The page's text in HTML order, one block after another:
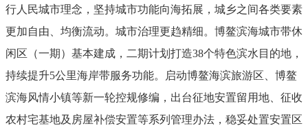
行人民城市理念，坚持城市功能向海拓展，城乡之间各类要素
更加自由、均衡流动。 城市治理更趋精细。 博鳌滨海城市带休
闲区（一期）基本建成，二期计划打造38个特色滨水目的地，
持续提升5公里海岸带服务功能。启动博鳌海滨旅游区、博鳌
滨海风情小镇等新一轮控规修编，出台征地安置留用地、征收
农村宅基地及房屋补偿安置等系列管理办法，稳妥处置安置区